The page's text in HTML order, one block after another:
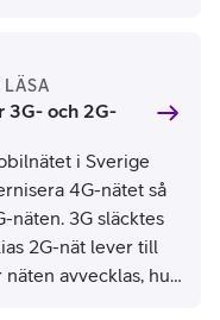
3G- och 2G-
i Sverige
4G-nätet så
näten. 3G släcktes
2G-nät lever till